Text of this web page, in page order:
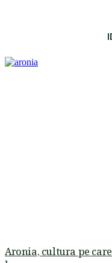
Aronia, cultura pe